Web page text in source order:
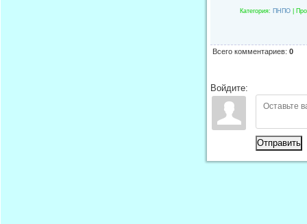
Категория: ПНПО
Всего комментариев: 0
Войдите:
Отправить